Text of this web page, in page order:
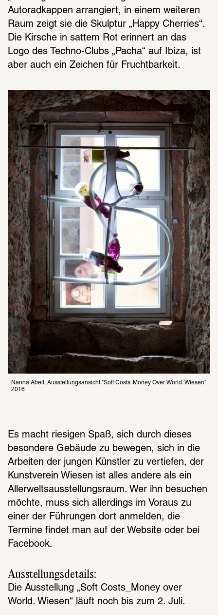
Autoradkappen arrangiert, in einem weiteren
Raum zeigt sie die Skulptur „Happy Cherries“.
Die Kirsche in sattem Rot erinnert an das
Logo des Techno-Clubs „Pacha“ auf Ibiza, ist
aber auch ein Zeichen für Fruchtbarkeit.
Nanna Abell, Ausstellungsansicht "Soft Costs. Money Over World. Wiesen"
2016
Es macht riesigen Spaß, sich durch dieses
besondere Gebäude zu bewegen, sich in die
Arbeiten der jungen Künstler zu vertiefen, der
Kunstverein Wiesen ist alles andere als ein
Allerweltsausstellungsraum. Wer ihn besuchen
möchte, muss sich allerdings im Voraus zu
einer der Führungen dort anmelden, die
Termine findet man auf der Website oder bei
Facebook.
Ausstellungsdetails:
Die Ausstellung „Soft Costs_Money over
World. Wiesen“ läuft noch bis zum 2. Juli.